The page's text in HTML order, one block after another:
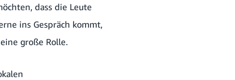
dass die Leute
ins Gespräch kommt,
große Rolle.